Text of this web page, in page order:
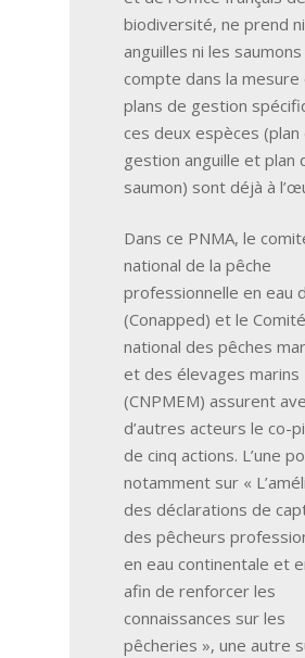
biodiversité, ne prend
anguilles ni les saumons
compte dans la mesure
plans de gestion
ces deux espèces (plan
gestion anguille et plan
saumon) sont déjà à
Dans ce PNMA, le
national de la pêche
professionnelle en eau
(Conapped) et le Comité
national des pêches
et des élevages marins
(CNPMEM) assurent
d’autres acteurs le co-
de cinq actions. L’une
notamment sur «
des déclarations de
des pêcheurs
en eau continentale et
afin de renforcer les
connaissances sur les
pêcheries », une autre